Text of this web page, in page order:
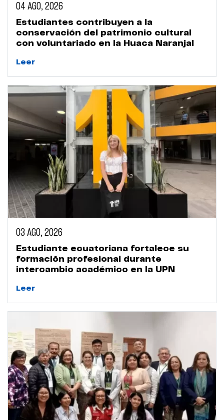
04 AGO, 2026
Estudiantes contribuyen a la
conservación del patrimonio cultural
con voluntariado en la Huaca Naranjal
Leer
03 AGO, 2026
Estudiante ecuatoriana fortalece su
formación profesional durante
intercambio académico en la UPN
Leer